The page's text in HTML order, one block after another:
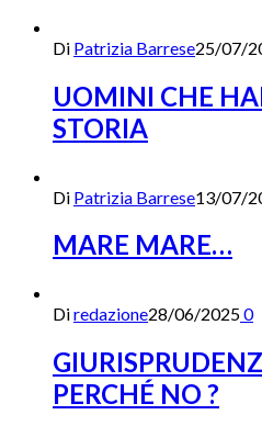
Di Patrizia Barrese25/07/
UOMINI CHE
STORIA
Di Patrizia Barrese13/07/
MARE MARE…
Diredazione28/06/20250
PERCHÉ NO ?